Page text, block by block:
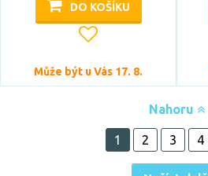
DO KOŠÍKU
Může být u Vás 17. 8.
Nahoru
1 2 3 4